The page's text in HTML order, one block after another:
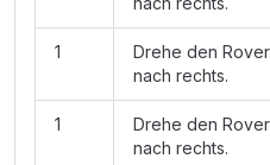
1
Drehe den
nach rechts.
1
Drehe den
nach rechts.